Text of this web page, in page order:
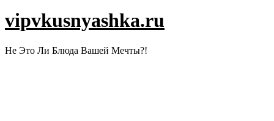
vipvkusnyashka.ru
Не Это Ли Блюда Вашей Мечты?!